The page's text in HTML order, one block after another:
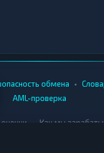
обмена •
AML-проверка
Как мы